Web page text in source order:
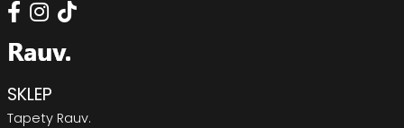
SKLEP
Tapety Rauv.